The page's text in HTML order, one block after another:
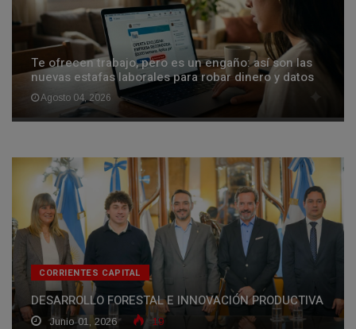
Te ofrecen trabajo, pero es un engaño: así son las
nuevas estafas laborales para robar dinero y datos
Agosto 04, 2026
CORRIENTES CAPITAL
DESARROLLO FORESTAL E INNOVACIÓN PRODUCTIVA
Junio 01, 2026 19